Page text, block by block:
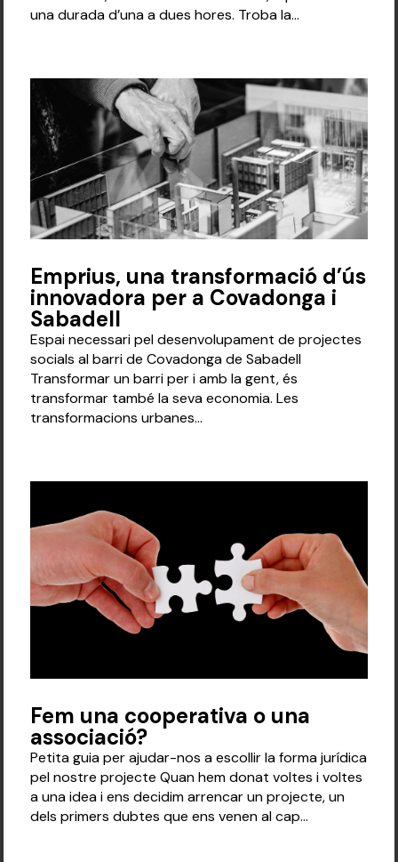
una durada d’una a dues hores. Troba la...
Emprius, una transformació d’ús
innovadora per a Covadonga i
Sabadell
Espai necessari pel desenvolupament de projectes
socials al barri de Covadonga de Sabadell
Transformar un barri per i amb la gent, és
transformar també la seva economia. Les
transformacions urbanes...
Fem una cooperativa o una
associació?
Petita guia per ajudar-nos a escollir la forma jurídica
pel nostre projecte Quan hem donat voltes i voltes
a una idea i ens decidim arrencar un projecte, un
dels primers dubtes que ens venen al cap...